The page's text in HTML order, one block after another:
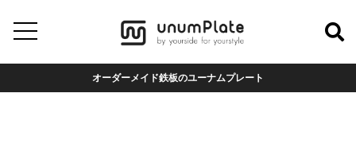
オーダーメイド鉄板のユーナムプレート